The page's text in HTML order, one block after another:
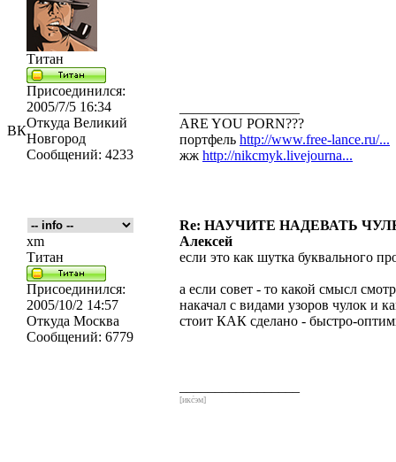
ВК
Титан
Присоединился:
2005/7/5 16:34
Откуда Великий
Новгород
Сообщений: 4233
ARE YOU PORN???
портфель http://www.free-lance.ru/...
жж http://nikcmyk.livejourna...
Re: НАУЧИТЕ НАДЕВАТЬ
xm
Титан
Присоединился:
2005/10/2 14:57
Откуда Москва
Сообщений: 6779
Алексей
если это как шутка буквального
а если совет - то какой смысл
накачал с видами узоров чулок и
стоит КАК сделано - быстро-
[икс́эм]